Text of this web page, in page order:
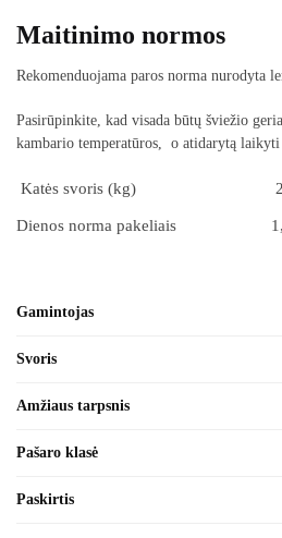
Maitinimo normos
Rekomenduojama paros norma nurodyta
Pasirūpinkite, kad visada būtų šviežio
kambario temperatūros, o atidarytą laikyti
Katės svoris (kg) 2
Dienos norma pakeliais
Gamintojas
Svoris
Amžiaus tarpsnis
Pašaro klasė
Paskirtis